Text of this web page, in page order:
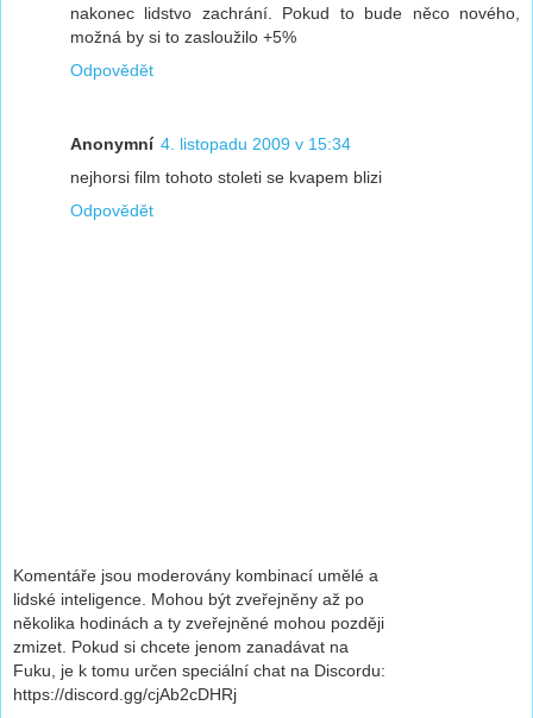
nakonec lidstvo zachrání. Pokud to bude něco nového,
možná by si to zasloužilo +5%
Odpovědět
Anonymní 4. listopadu 2009 v 15:34
nejhorsi film tohoto stoleti se kvapem blizi
Odpovědět
Komentáře jsou moderovány kombinací umělé a
lidské inteligence. Mohou být zveřejněny až po
několika hodinách a ty zveřejněné mohou později
zmizet. Pokud si chcete jenom zanadávat na
Fuku, je k tomu určen speciální chat na Discordu:
https://discord.gg/cjAb2cDHRj